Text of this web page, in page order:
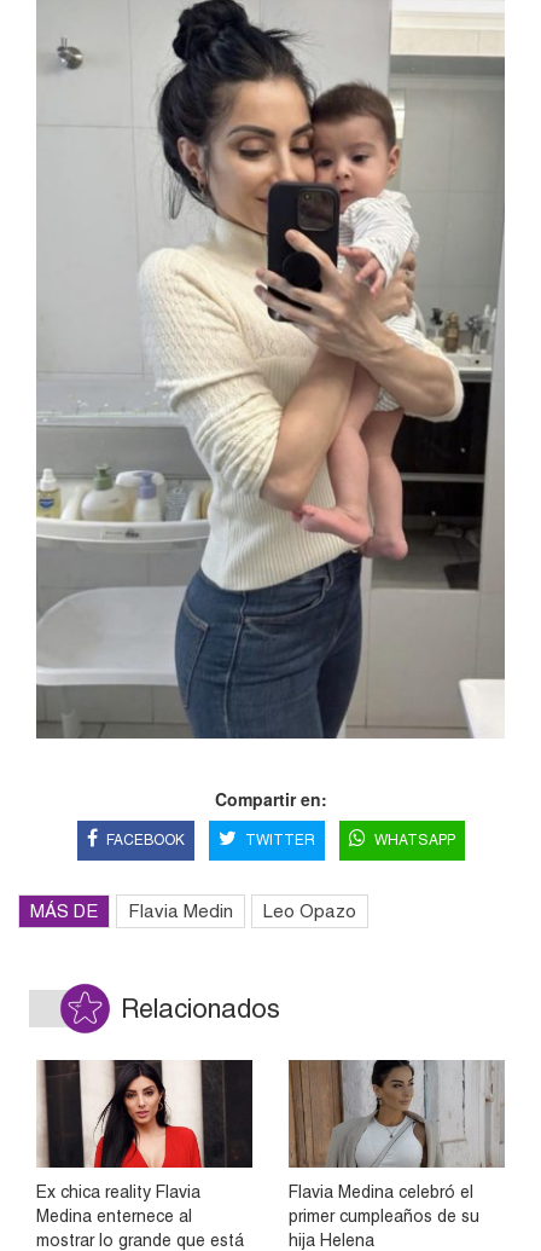
Compartir en:
FACEBOOK TWITTER WHATSAPP
MÁS DE Flavia Medin Leo Opazo
Relacionados
Ex chica reality Flavia
Medina enternece al
mostrar lo grande que está
Flavia Medina celebró el
primer cumpleaños de su
hija Helena